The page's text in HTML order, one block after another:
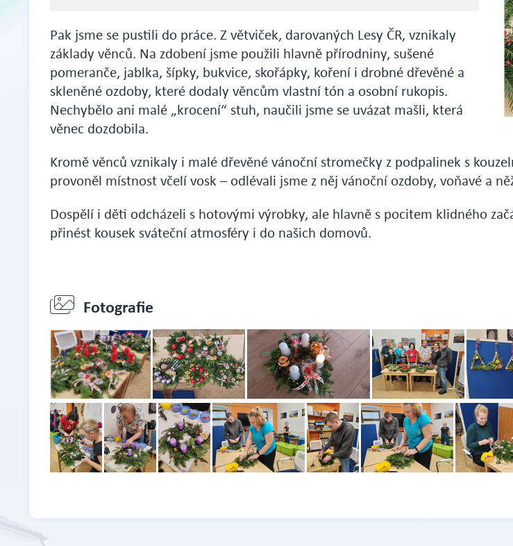
Pak jsme se pustili do práce. Z větviček, darovaných Lesy ČR, vznikaly
základy věnců. Na zdobení jsme použili hlavně přírodniny, sušené
pomeranče, jablka, šípky, bukvice, skořápky, koření i drobné dřevěné a
skleněné ozdoby, které dodaly věncům vlastní tón a osobní rukopis.
Nechybělo ani malé „krocení“ stuh, naučili jsme se uvázat mašli, která
věnec dozdobila.
Kromě věnců vznikaly i malé dřevěné vánoční stromečky z podpalinek s
provoněl místnost včelí vosk – odlévali jsme z něj vánoční ozdoby, voňavé a
Dospělí i děti odcházeli s hotovými výrobky, ale hlavně s pocitem klidného
přinést kousek sváteční atmosféry i do našich domovů.
Fotografie